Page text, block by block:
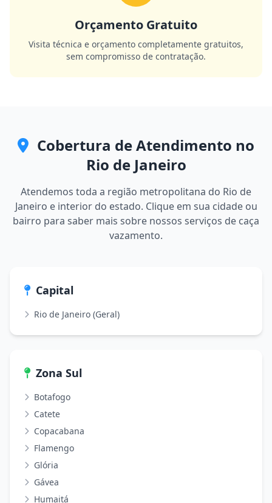
Orçamento Gratuito
Visita técnica e orçamento completamente gratuitos,
sem compromisso de contratação.
Cobertura de Atendimento no
Rio de Janeiro
Atendemos toda a região metropolitana do Rio de
Janeiro e interior do estado. Clique em sua cidade ou
bairro para saber mais sobre nossos serviços de caça
vazamento.
Capital
Rio de Janeiro (Geral)
Zona Sul
Botafogo
Catete
Copacabana
Flamengo
Glória
Gávea
Humaitá